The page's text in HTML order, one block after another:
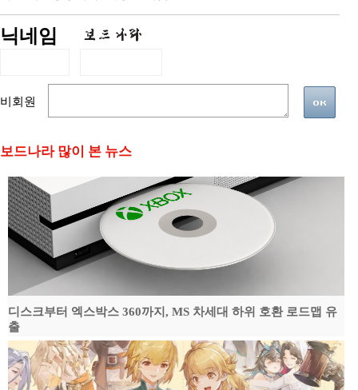
닉네임
비회원
보드나라 많이 본 뉴스
디스크부터 엑스박스 360까지, MS 차세대 하위 호환 로드맵 유
출